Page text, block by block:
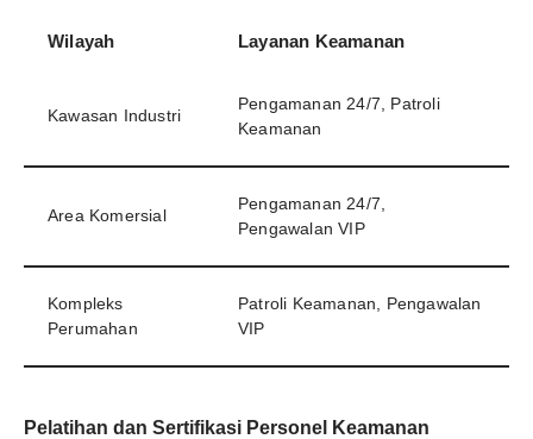
Wilayah Layanan Keamanan
Kawasan Industri
Pengamanan 24/7, Patroli
Keamanan
Area Komersial
Pengamanan 24/7,
Pengawalan VIP
Kompleks
Perumahan
Patroli Keamanan, Pengawalan
VIP
Pelatihan dan Sertifikasi Personel Keamanan